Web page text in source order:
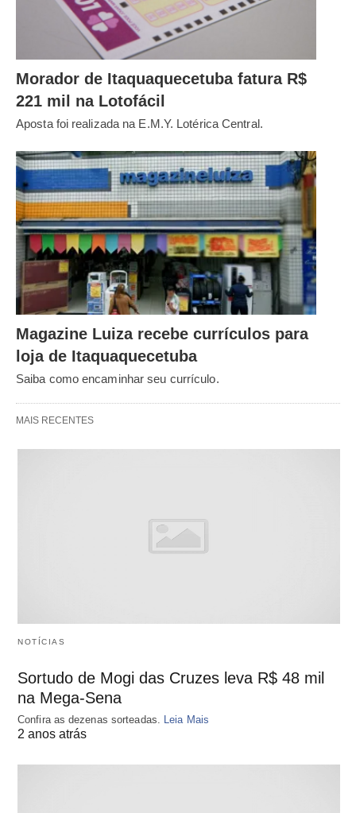
Morador de Itaquaquecetuba fatura R$
221 mil na Lotofácil
Aposta foi realizada na E.M.Y. Lotérica Central.
Magazine Luiza recebe currículos para
loja de Itaquaquecetuba
Saiba como encaminhar seu currículo.
MAIS RECENTES
NOTÍCIAS
Sortudo de Mogi das Cruzes leva R$ 48 mil
na Mega-Sena
Confira as dezenas sorteadas. Leia Mais
2 anos atrás